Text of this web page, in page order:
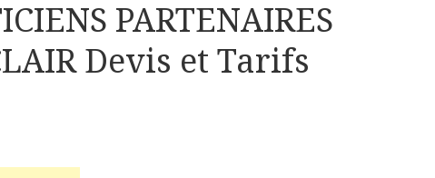
PARTENAIRES
Devis et Tarifs